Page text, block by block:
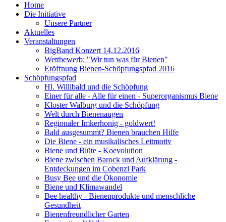
Home
Die Initiative
Unsere Partner
Aktuelles
Veranstaltungen
BigBand Konzert 14.12.2016
Wettbewerb: "Wir tun was für Bienen"
Eröffnung Bienen-Schöpfungspfad 2016
Schöpfungspfad
Hl. Willibald und die Schöpfung
Einer für alle - Alle für einen - Superorganismus Biene
Kloster Walburg und die Schöpfung
Welt durch Bienenaugen
Regionaler Imkerhonig - goldwert!
Bald ausgesummt? Bienen brauchen Hilfe
Die Biene - ein musikalisches Leitmotiv
Biene und Blüte - Koevolution
Biene zwischen Barock und Aufklärung -
Entdeckungen im Cobenzl Park
Busy Bee und die Ökonomie
Biene und Klimawandel
Bee healthy - Bienenprodukte und menschliche
Gesundheit
Bienenfreundlicher Garten